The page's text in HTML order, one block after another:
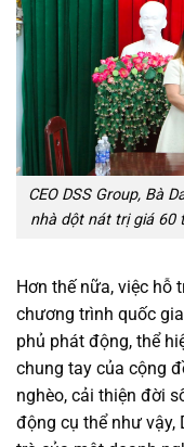
CEO DSS Group, Bà
nhà dột nát trị giá 60
Hơn thế nữa, việc hỗ
chương trình quốc
phủ phát động, thể
chung tay của cộng
nghèo, cải thiện đời
động cụ thể như vậy,